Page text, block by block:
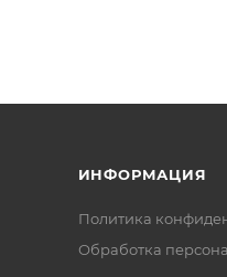
ИНФОРМАЦИЯ
Политика
Обработка